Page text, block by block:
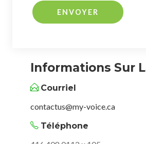
Informations Sur
Courriel
contactus@my-voice.ca
Téléphone